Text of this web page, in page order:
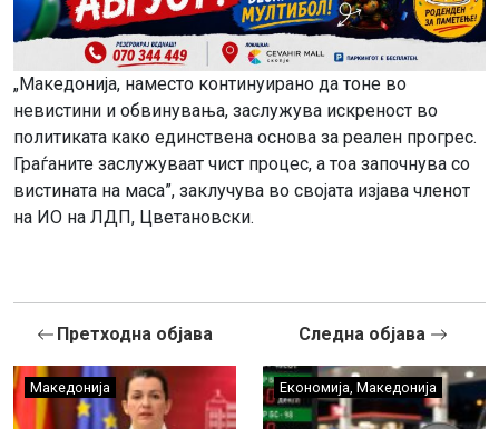
„Македонија, наместо континуирано да тоне во
невистини и обвинувања, заслужува искреност во
политиката како единствена основа за реален прогрес.
Граѓаните заслужуваат чист процес, а тоа започнува со
вистината на маса”, заклучува во својата изјава членот
на ИО на ЛДП, Цветановски.
Претходна објава
Македонија
Следна објава
Економија Македонија